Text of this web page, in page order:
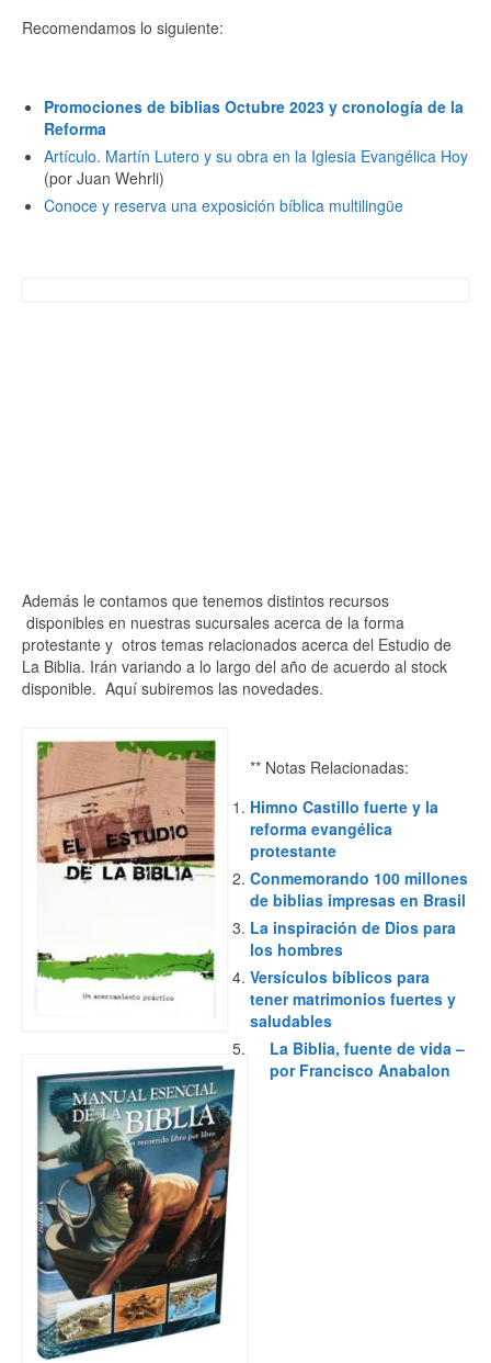
Recomendamos lo siguiente:
Promociones de biblias Octubre 2023 y cronología de la
Reforma
Artículo. Martín Lutero y su obra en la Iglesia Evangélica Hoy
(por Juan Wehrli)
Conoce y reserva una exposición bíblica multilingüe
Además le contamos que tenemos distintos recursos
disponibles en nuestras sucursales acerca de la forma
protestante y otros temas relacionados acerca del Estudio de
La Biblia. Irán variando a lo largo del año de acuerdo al stock
disponible. Aquí subiremos las novedades.
** Notas Relacionadas:
Himno Castillo fuerte y la
reforma evangélica
protestante
Conmemorando 100 millones
de biblias impresas en Brasil
La inspiración de Dios para
los hombres
Versículos bíblicos para
tener matrimonios fuertes y
saludables
La Biblia, fuente de vida –
por Francisco Anabalon